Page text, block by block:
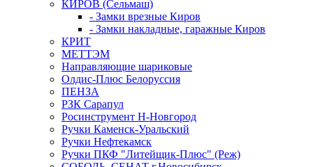
КИРОВ (Сельмаш)
- Замки врезные Киров
- Замки накладные, гаражные Киров
КРИТ
МЕТТЭМ
Направляющие шариковые
Олдис-Плюс Белоруссия
ПЕНЗА
РЗК Сарапул
Росинструмент Н-Новгород
Ручки Каменск-Уральский
Ручки Нефтекамск
Ручки ПКФ "Литейщик-Плюс" (Реж)